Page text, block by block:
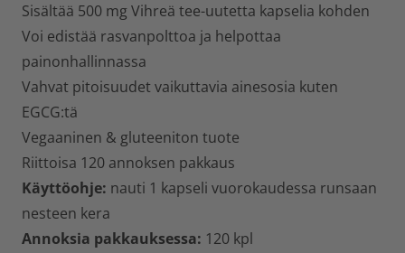
Sisältää 500 mg Vihreä tee-uutetta kapselia kohden
Voi edistää rasvanpolttoa ja helpottaa
painonhallinnassa
Vahvat pitoisuudet vaikuttavia ainesosia kuten
EGCG:tä
Vegaaninen & gluteeniton tuote
Riittoisa 120 annoksen pakkaus
Käyttöohje: nauti 1 kapseli vuorokaudessa runsaan
nesteen kera
Annoksia pakkauksessa: 120 kpl